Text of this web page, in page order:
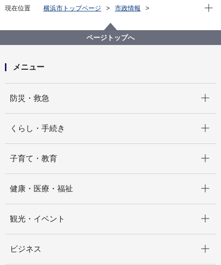
現在位置 横浜市トップページ
市政情報
教育委員会事務局の紹介
教育委員会事務局の事業計画
令和６年度 教育委員会事務局事業計画
現在
ページトップへ
メニュー
防災・救急
くらし・手続き
子育て・教育
健康・医療・福祉
観光・イベント
ビジネス